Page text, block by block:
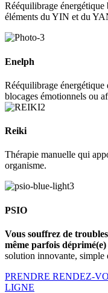
Rééquilibrage énergétique
éléments du YIN et du
Enelph
Rééquilibrage
blocages émotionnels ou
Reiki
Thérapie manuelle qui
organisme.
PSIO
Vous souffrez de
même parfois déprimé(e)
solution innovante, simple
PRENDRE RENDEZ-
LIGNE